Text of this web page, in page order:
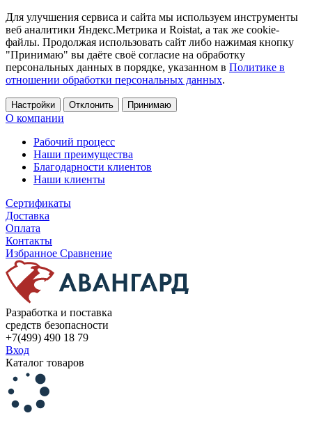
Для улучшения сервиса и сайта мы используем инструменты
веб аналитики Яндекс.Метрика и Roistat, а так же cookie-
файлы. Продолжая использовать сайт либо нажимая кнопку
"Принимаю" вы даёте своё согласие на обработку
персональных данных в порядке, указанном в Политике в
отношении обработки персональных данных.
Настройки Отклонить Принимаю
О компании
Рабочий процесс
Наши преимущества
Благодарности клиентов
Наши клиенты
Сертификаты
Доставка
Оплата
Контакты
Избранное Сравнение
Разработка и поставка
средств безопасности
+7(499) 490 18 79
Вход
Каталог товаров